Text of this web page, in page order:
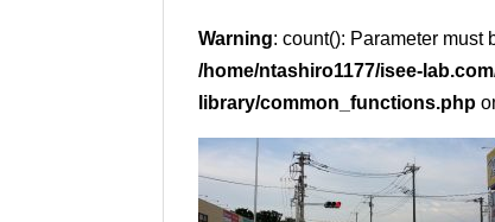
Warning: count(): Parameter must
/home/ntashiro1177/isee-
library/common_functions.php